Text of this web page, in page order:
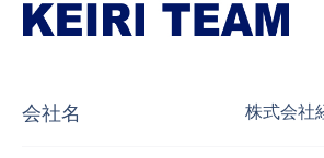
会社名 株式会社